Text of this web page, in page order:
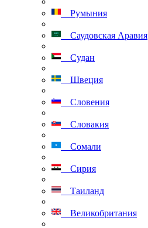
Румыния
Саудовская Аравия
Судан
Швеция
Словения
Словакия
Сомали
Сирия
Таиланд
Великобритания